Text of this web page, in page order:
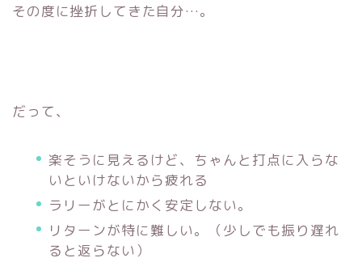
その度に挫折してきた自分…。
だって、
楽そうに見えるけど、 ちゃんと打点に入らな
いといけないから疲れる
ラリーがとにかく安定しない。
リターンが特に難しい。（少しでも振り遅れ
ると返らない）